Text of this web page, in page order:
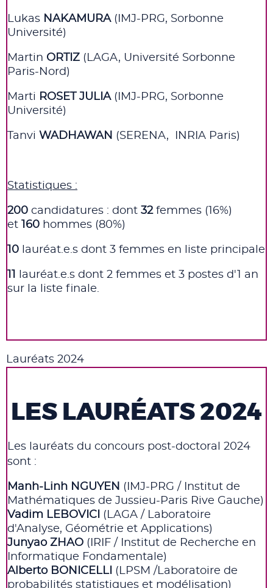
Lukas NAKAMURA(IMJ-PRG, Sorbonne
Université)
Martin ORTIZ ( LAGA, Université Sorbonne
Paris-Nord)
Marti ROSET JULIA (IMJ-PRG, Sorbonne
Université)
Tanvi WADHAWAN (SERENA, INRIA Paris)
Statistiques :
200 candidatures : dont 32femmes (16%)
et
160 hommes (80%)
10 lauréat.e.s dont 3 femmes en liste principale
lauréat.e.s dont 2 femmes et 3 postes d'1 an
sur la liste finale.
Lauréats 2024
LES LAURÉATS 2024
Les lauréats du concours post-doctoral 2024
sont :
Manh-Linh NGUYEN ( IMJ-PRG /
Institut de
Mathématiques de Jussieu-Paris Rive Gauche)
Vadim LEBOVICI ( LAGA / Laboratoire
d'Analyse, Géométrie et Applications)
Junyao ZHAO ( IRIF /
Institut de Recherche en
Informatique Fondamentale)
Alberto BONICELLI ( LPSM /Laboratoire de
probabilités statistiques et modélisation)